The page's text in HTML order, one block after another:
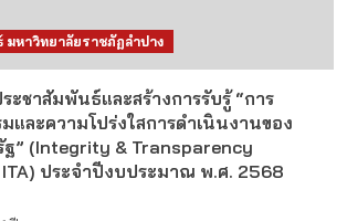
มหาวิทยาลัยราชภัฏลำปาง
ะชาสัมพันธ์และสร้างการรับรู้ “การ
และความโปร่งใสการดำเนินงานของ
” (Integrity & Transparency
ประจำปีงบประมาณ พ.ศ. 2568